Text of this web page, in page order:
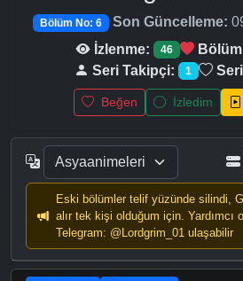
Bölüm No: 6 Son Güncelleme:
İzlenme:
46
Seri Takipçi: 1
Beğen İzledim
Eski bölümler telif yüzünde silindi,
alır tek kişi olduğum için. Yardımcı
Telegram: @Lordgrim_01 ulaşabilir